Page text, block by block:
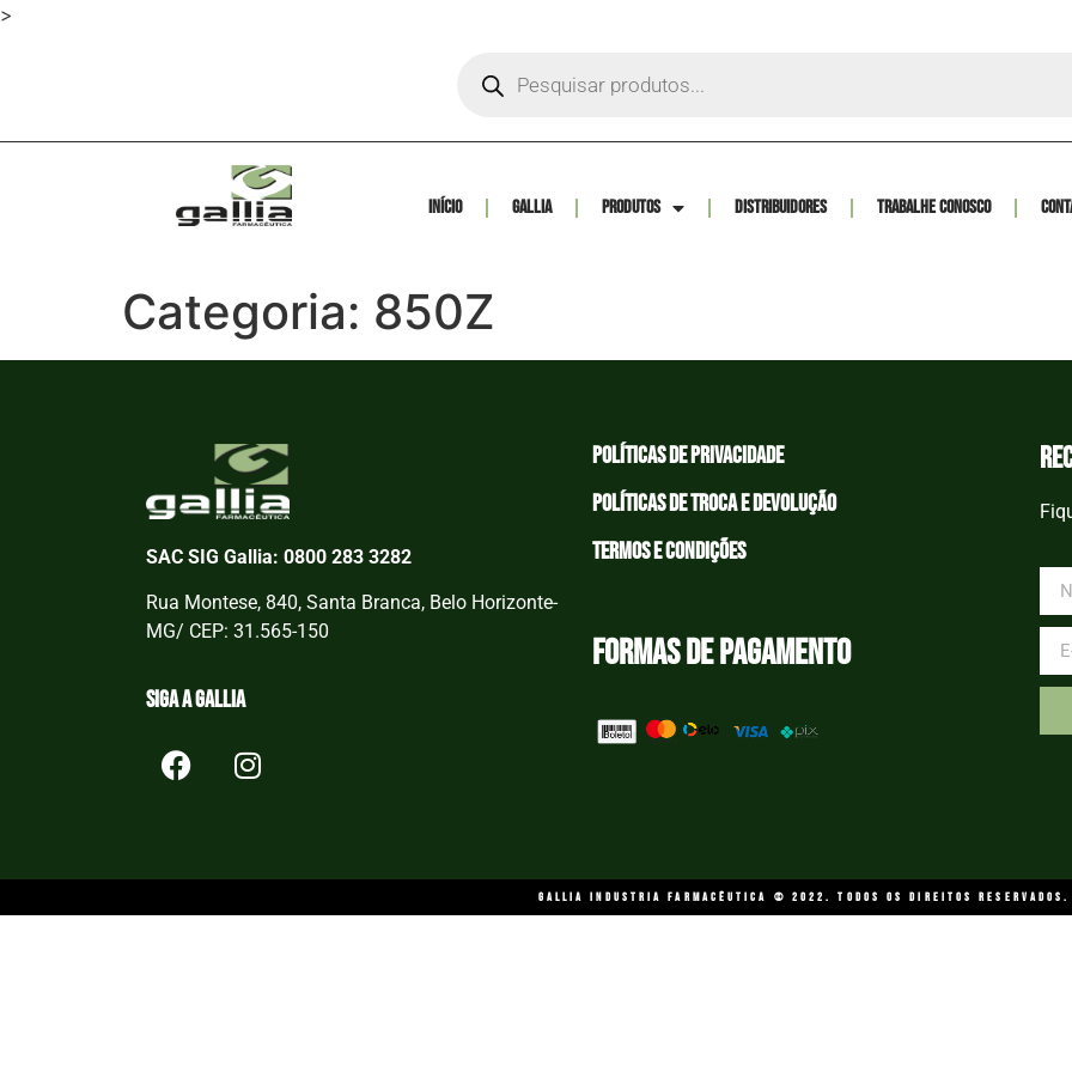
>
Início Gallia Produtos Distribuidores Trabalhe Conosco
Categoria: 850Z
SAC SIG Gallia: 0800 283 3282
Rua Montese, 840, Santa Branca, Belo Horizonte-
MG/ CEP: 31.565-150
Siga a Gallia
Políticas de privacidade
Políticas de Troca e devolução
Termos e condições
Formas de Pagamento
GALLIA INDUSTRIA FARMACÊUTICA © 2022. Todos os direitos reservados.